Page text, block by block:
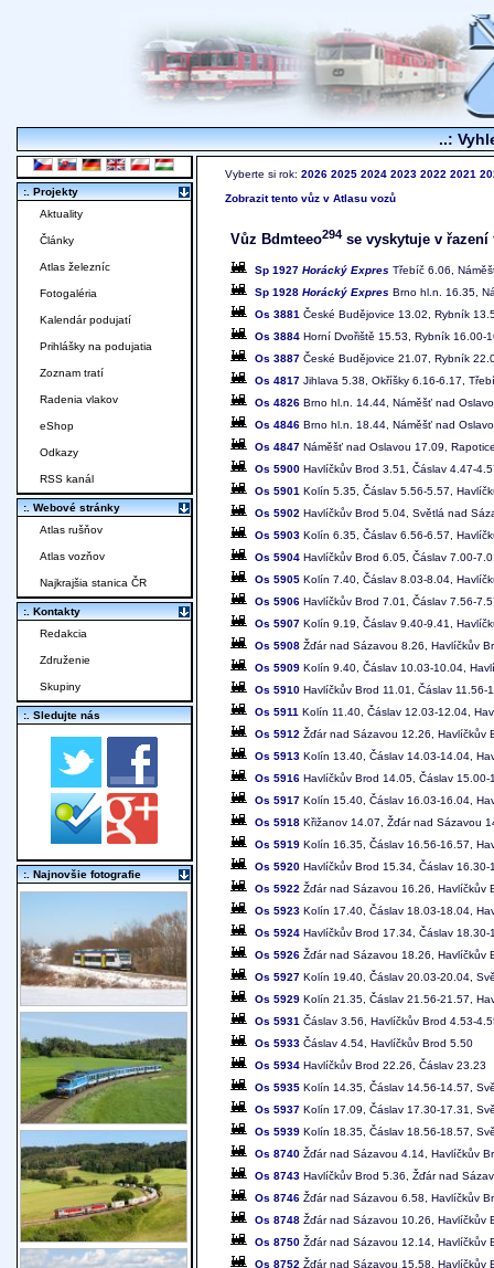
..:
Vyberte si rok: 2026 2025 2024 2023 2022 2021
Zobrazit tento vůz v Atlasu vozů
Vůz Bdmteeo294 se vyskytuje v řazení
Sp 1927 Horácký Expres Třebíč 6.06,
Sp 1928 Horácký Expres Brno hl.n. 16.35,
Os 3881 České Budějovice 13.02, Rybník
Os 3884 Horní Dvořiště 15.53, Rybník 16.00-
Os 3887 České Budějovice 21.07, Rybník
Os 4817 Jihlava 5.38, Okříšky 6.16-6.17,
Os 4826 Brno hl.n. 14.44, Náměšť nad
Os 4846 Brno hl.n. 18.44, Náměšť nad
Os 4847 Náměšť nad Oslavou 17.09,
Os 5900 Havlíčkův Brod 3.51, Čáslav 4.47-
Os 5901 Kolín 5.35, Čáslav 5.56-5.57,
Os 5902 Havlíčkův Brod 5.04, Světlá nad
Os 5903 Kolín 6.35, Čáslav 6.56-6.57,
Os 5904 Havlíčkův Brod 6.05, Čáslav 7.00-
Os 5905 Kolín 7.40, Čáslav 8.03-8.04,
Os 5906 Havlíčkův Brod 7.01, Čáslav 7.56-
Os 5907 Kolín 9.19, Čáslav 9.40-9.41,
Os 5908 Žďár nad Sázavou 8.26, Havlíčkův
Os 5909 Kolín 9.40, Čáslav 10.03-10.04,
Os 5910 Havlíčkův Brod 11.01, Čáslav 11.56-
Os 5911 Kolín 11.40, Čáslav 12.03-12.04,
Os 5912 Žďár nad Sázavou 12.26, Havlíčkův
Os 5913 Kolín 13.40, Čáslav 14.03-14.04,
Os 5916 Havlíčkův Brod 14.05, Čáslav
Os 5917 Kolín 15.40, Čáslav 16.03-16.04,
Os 5918 Křižanov 14.07, Žďár nad Sázavou
Os 5919 Kolín 16.35, Čáslav 16.56-16.57,
Os 5920 Havlíčkův Brod 15.34, Čáslav
Os 5922 Žďár nad Sázavou 16.26, Havlíčkův
Os 5923 Kolín 17.40, Čáslav 18.03-18.04,
Os 5924 Havlíčkův Brod 17.34, Čáslav
Os 5926 Žďár nad Sázavou 18.26, Havlíčkův
Os 5927 Kolín 19.40, Čáslav 20.03-20.04,
Os 5929 Kolín 21.35, Čáslav 21.56-21.57,
Os 5931 Čáslav 3.56, Havlíčkův Brod 4.53-
Os 5933 Čáslav 4.54, Havlíčkův Brod 5.50
Os 5934 Havlíčkův Brod 22.26, Čáslav 23.23
Os 5935 Kolín 14.35, Čáslav 14.56-14.57,
Os 5937 Kolín 17.09, Čáslav 17.30-17.31,
Os 5939 Kolín 18.35, Čáslav 18.56-18.57,
Os 8740 Žďár nad Sázavou 4.14, Havlíčkův
Os 8743 Havlíčkův Brod 5.36, Žďár nad
Os 8746 Žďár nad Sázavou 6.58, Havlíčkův
Os 8748 Žďár nad Sázavou 10.26, Havlíčkův
Os 8750 Žďár nad Sázavou 12.14, Havlíčkův
Os 8752 Žďár nad Sázavou 15.58, Havlíčkův
:. Projekty
Aktuality
Články
Atlas železníc
Fotogaléria
Kalendár podujatí
Prihlášky na podujatia
Zoznam tratí
Radenia vlakov
eShop
Odkazy
RSS kanál
:. Webové stránky
Atlas rušňov
Atlas vozňov
Najkrajšia stanica ČR
:. Kontakty
Redakcia
Združenie
Skupiny
:. Sledujte nás
:. Najnovšie fotografie